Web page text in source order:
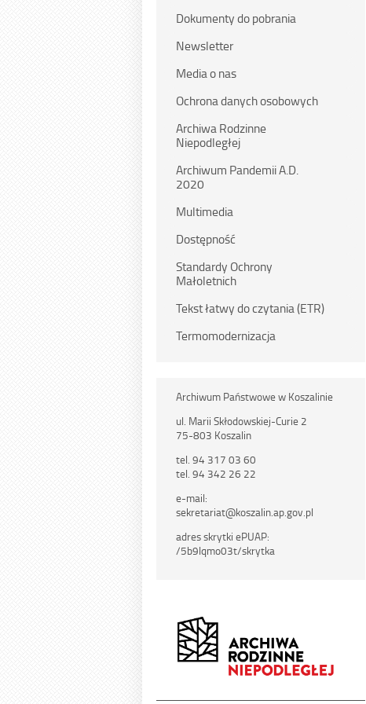
Dokumenty do pobrania
Newsletter
Media o nas
Ochrona danych osobowych
Archiwa Rodzinne
Niepodległej
Archiwum Pandemii A.D.
2020
Multimedia
Dostępność
Standardy Ochrony
Małoletnich
Tekst łatwy do czytania (ETR)
Termomodernizacja
Archiwum Państwowe w Koszalinie
ul. Marii Skłodowskiej-Curie 2
75-803 Koszalin
tel. 94 317 03 60
tel. 94 342 26 22
e-mail:
sekretariat@koszalin.ap.gov.pl
adres skrytki ePUAP:
/5b9lqmo03t/skrytka